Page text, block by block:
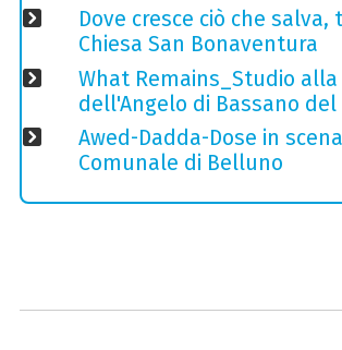
Dove cresce ciò che
Chiesa San Bonaventura
What Remains_Studio alla
dell'Angelo di Bassano del
Awed-Dadda-Dose in
Comunale di Belluno